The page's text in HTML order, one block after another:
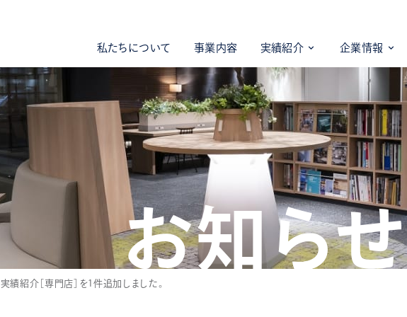
私たちについて 事業内容 実績紹介 企業情報
お知らせ
実績紹介［専門店］を1件追加しました。